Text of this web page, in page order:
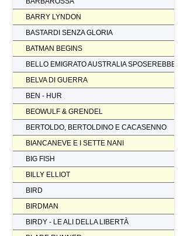
BARRY LYNDON
BASTARDI SENZA GLORIA
BATMAN BEGINS
BELLO EMIGRATO AUSTRALIA SPOSEREBBE
BELVA DI GUERRA
BEN - HUR
BEOWULF & GRENDEL
BERTOLDO, BERTOLDINO E CACASENNO
BIANCANEVE E I SETTE NANI
BIG FISH
BILLY ELLIOT
BIRD
BIRDMAN
BIRDY - LE ALI DELLA LIBERTÀ